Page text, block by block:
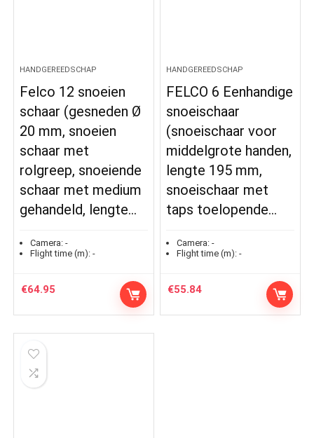
HANDGEREEDSCHAP
Felco 12 snoeien
schaar (gesneden Ø
20 mm, snoeien
schaar met
rolgreep, snoeiende
schaar met medium
gehandeld, lengte…
Camera: -
Flight time (m): -
€64.95
HANDGEREEDSCHAP
FELCO 6 Eenhandige
snoeischaar
(snoeischaar voor
middelgrote handen,
lengte 195 mm,
snoeischaar met
taps toelopende…
Camera: -
Flight time (m): -
€55.84